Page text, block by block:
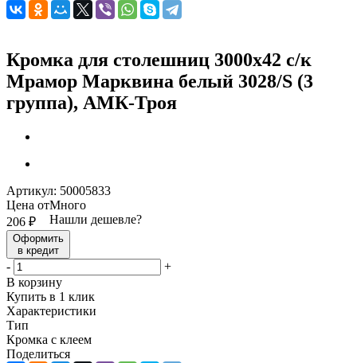
Кромка для столешниц 3000х42 с/к
Мрамор Марквина белый 3028/S (3
группа), АМК-Троя
Артикул: 50005833
Цена от
206 ₽
Оформить
в кредит
Много
Нашли дешевле?
-
+
В корзину
Купить в 1 клик
Характеристики
Тип
Кромка с клеем
Поделиться